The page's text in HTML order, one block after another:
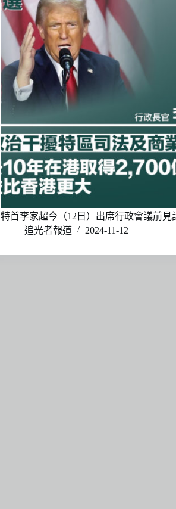
特首李家超今（12日）出席行政會議前
追光者報道
2024-11-12